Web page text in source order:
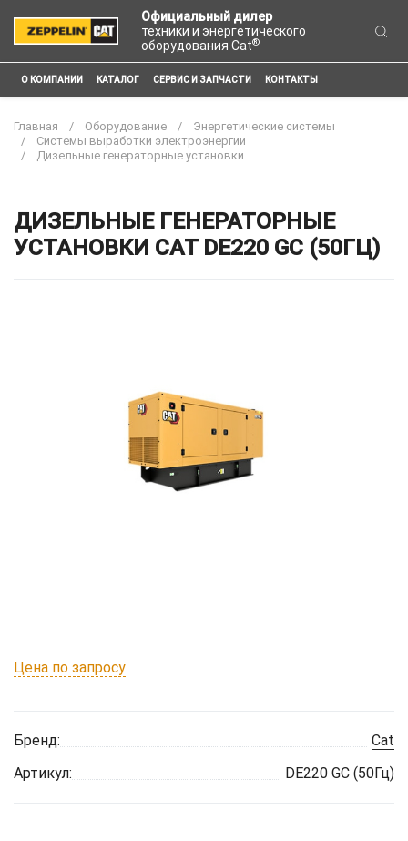
Официальный дилер
техники и энергетического
оборудования Cat®
О КОМПАНИИ КАТАЛОГ СЕРВИС И ЗАПЧАСТИ КОНТАКТЫ
Главная Оборудование
Энергетические системы
Системы выработки электроэнергии
Дизельные генераторные установки
ДИЗЕЛЬНЫЕ ГЕНЕРАТОРНЫЕ
УСТАНОВКИ CAT DE220 GC (50ГЦ)
Цена по запросу
Бренд:
Cat
Артикул:
DE220 GC (50Гц)